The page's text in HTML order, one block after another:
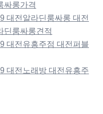
싸롱가격
대전알라딘룸싸롱 대전
딘룸싸롱견적
대전유흥주점 대전퍼블
대전노래방 대전유흥주